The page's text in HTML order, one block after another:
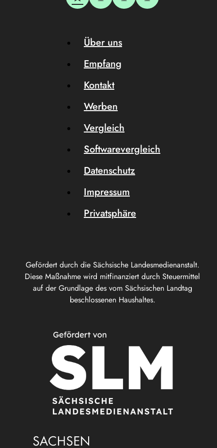
Gefördert durch die Sächsische Landesmedienanstalt.
Diese Maßnahme wird mitfinanziert durch Steuermittel
auf der Grundlage des vom Sächsischen Landtag
beschlossenen Haushaltes.
Über uns
Empfang
Kontakt
Werben
Vergleich
Softwarevergleich
Datenschutz
Impressum
Privatsphäre